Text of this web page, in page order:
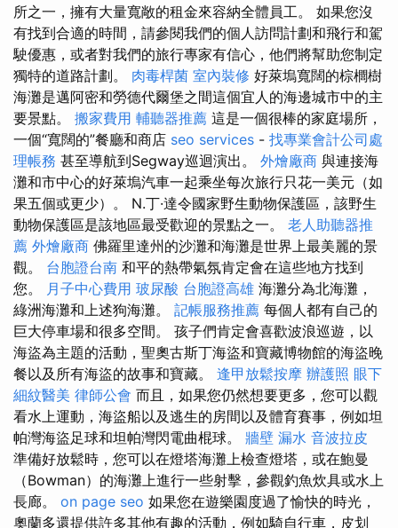
所之一，擁有大量寬敞的租金來容納全體員工。 如果您沒
有找到合適的時間，請參閱我們的個人訪問計劃和飛行和駕
駛優惠，或者對我們的旅行專家有信心，他們將幫助您制定
獨特的道路計劃。 肉毒桿菌 室內裝修 好萊塢寬闊的棕櫚樹
海灘是邁阿密和勞德代爾堡之間這個宜人的海邊城市中的主
要景點。 搬家費用 輔聽器推薦 這是一個很棒的家庭場所，
一個“寬闊的”餐廳和商店 seo services - 找專業會計公司處
理帳務 甚至導航到Segway巡迴演出。 外燴廠商 與連接海
灘和市中心的好萊塢汽車一起乘坐每次旅行只花一美元（如
果五個或更少）。 N.丁·達令國家野生動物保護區，該野生
動物保護區是該地區最受歡迎的景點之一。 老人助聽器推
薦 外燴廠商 佛羅里達州的沙灘和海灘是世界上最美麗的景
觀。 台胞證台南 和平的熱帶氣氛肯定會在這些地方找到
您。 月子中心費用 玻尿酸 台胞證高雄 海灘分為北海灘，
綠洲海灘和上述狗海灘。 記帳服務推薦 每個人都有自己的
巨大停車場和很多空間。 孩子們肯定會喜歡波浪巡遊，以
海盜為主題的活動，聖奧古斯丁海盜和寶藏博物館的海盜晚
餐以及所有海盜的故事和寶藏。 逢甲放鬆按摩 辦護照 眼下
細紋醫美 律師公會 而且，如果您仍然想要更多，您可以觀
看水上運動，海盜船以及逃生的房間以及體育賽事，例如坦
帕灣海盜足球和坦帕灣閃電曲棍球。 牆壁 漏水 音波拉皮
準備好放鬆時，您可以在燈塔海灘上檢查燈塔，或在鮑曼
（Bowman）的海灘上進行一些射擊，參觀釣魚炊具或水上
長廊。 on page seo 如果您在遊樂園度過了愉快的時光，
奧蘭多還提供許多其他有趣的活動，例如騎自行車，皮划